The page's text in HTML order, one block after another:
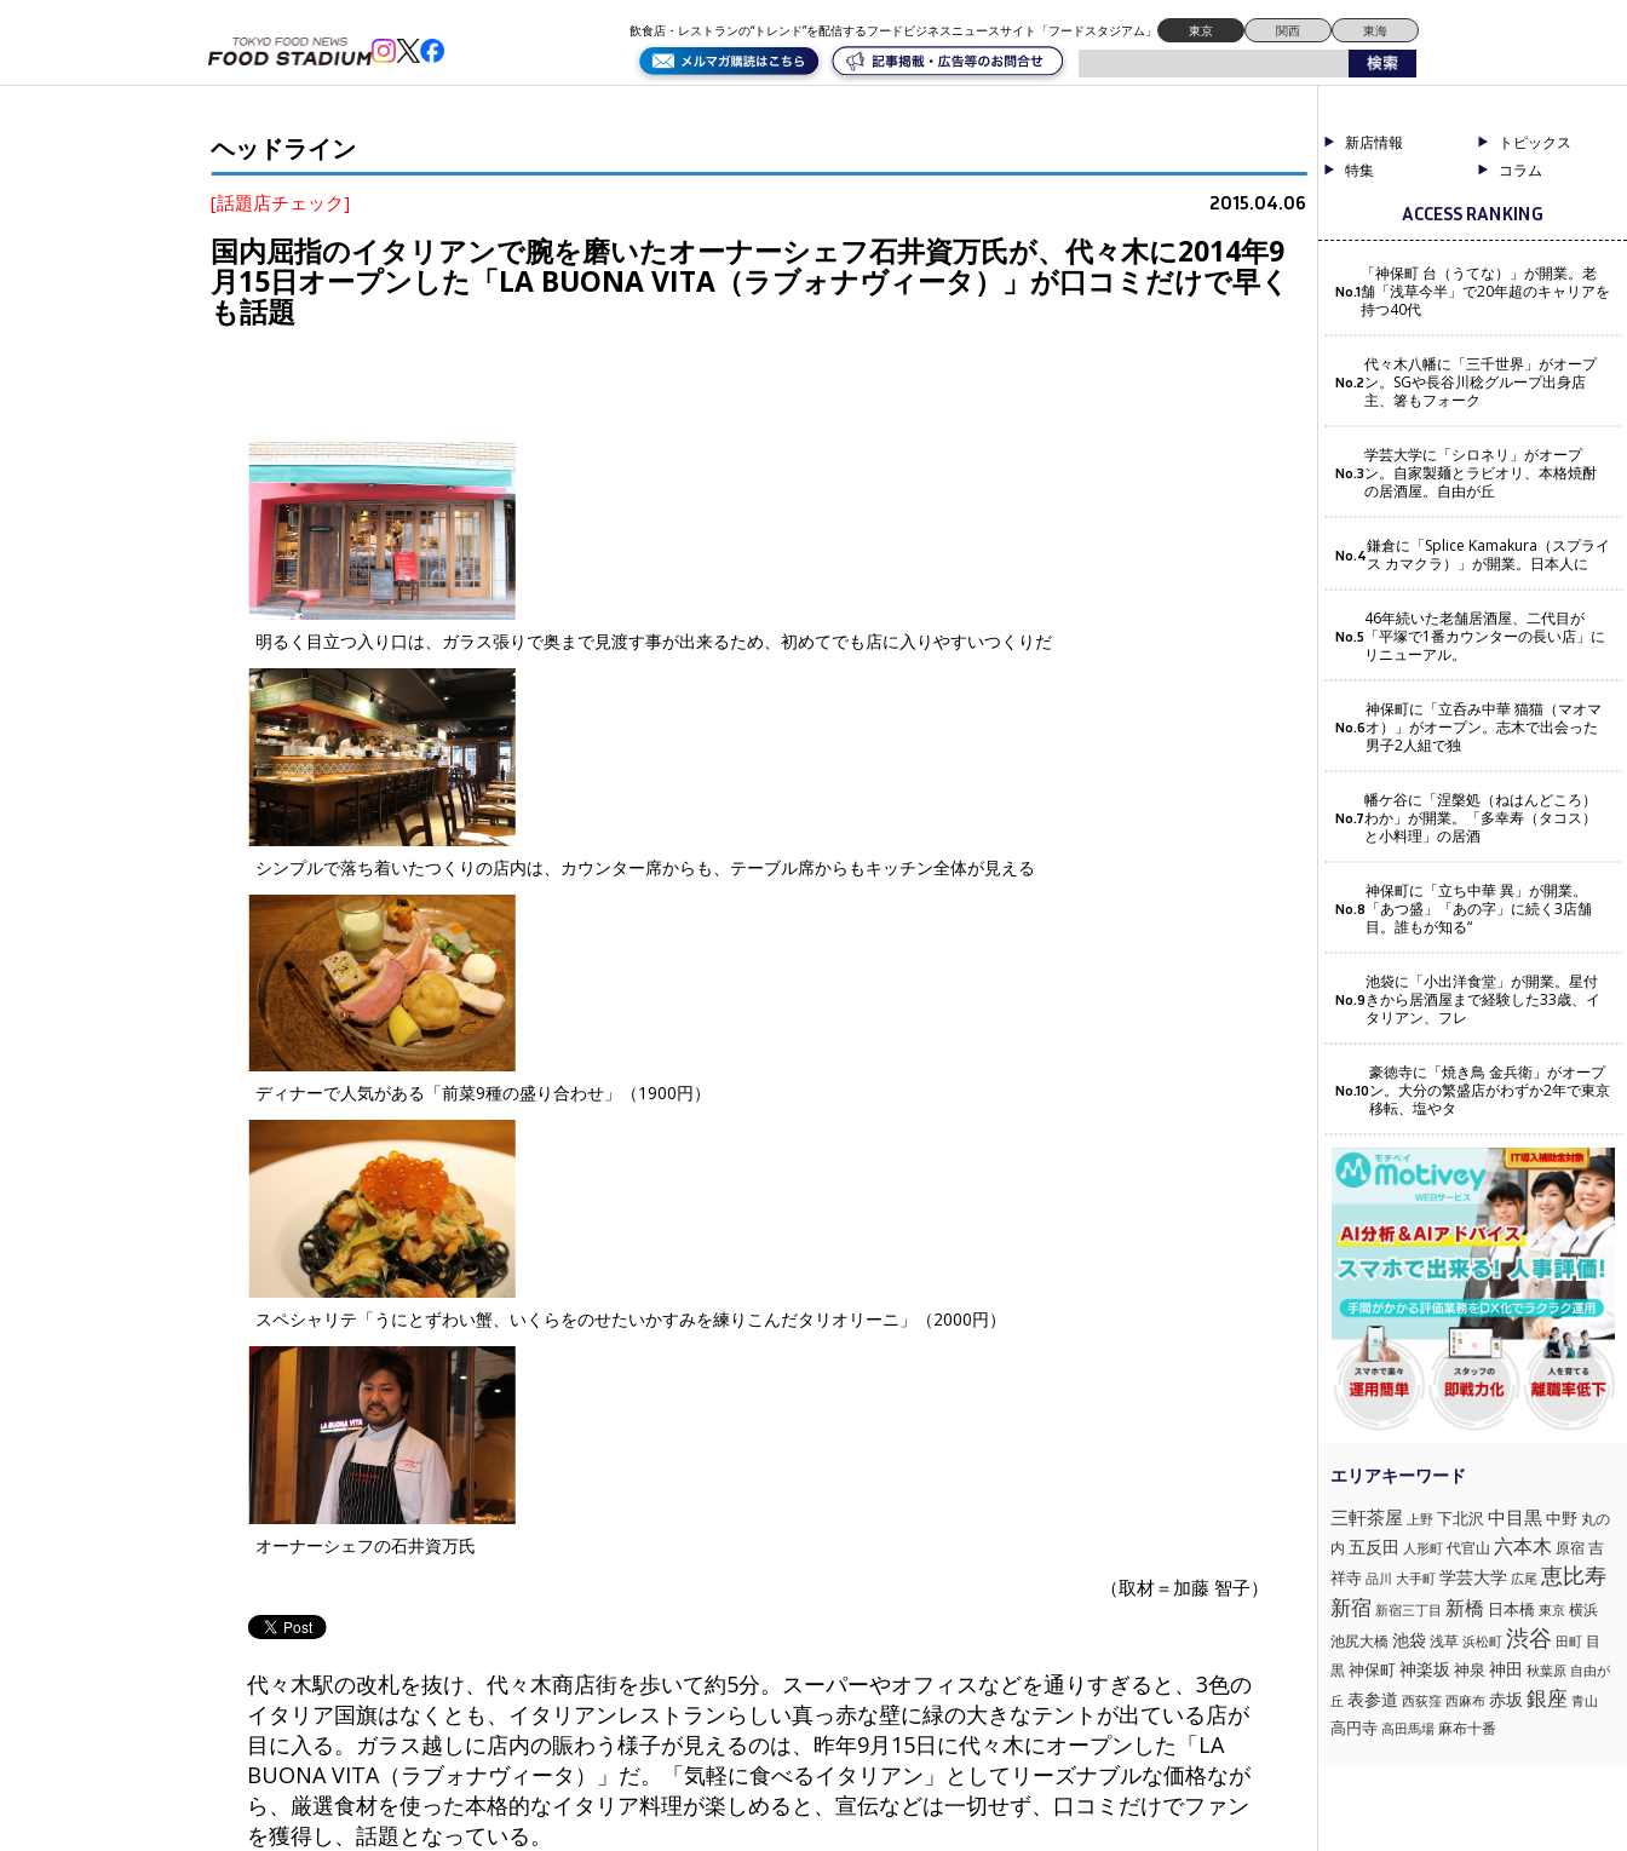
飲食店・レストランの“トレンド”を配信するフードビジネスニュースサイト「フードスタジアム」 東京 関西 東海
ヘッドライン
[話題店チェック] 2015.04.06
国内屈指のイタリアンで腕を磨いたオーナーシェフ石井資万氏が、代々木に2014年9
月15日オープンした「LA BUONA VITA（ラブォナヴィータ）」が口コミだけで早く
も話題
明るく目立つ入り口は、ガラス張りで奥まで見渡す事が出来るため、初めてでも店に入りやすいつくりだ
シンプルで落ち着いたつくりの店内は、カウンター席からも、テーブル席からもキッチン全体が見える
ディナーで人気がある「前菜9種の盛り合わせ」（1900円）
スペシャリテ「うにとずわい蟹、いくらをのせたいかすみを練りこんだタリオリーニ」（2000円）
オーナーシェフの石井資万氏
（取材＝加藤 智子）
代々木駅の改札を抜け、代々木商店街を歩いて約5分。スーパーやオフィスなどを通りすぎると、3色の
イタリア国旗はなくとも、イタリアンレストランらしい真っ赤な壁に緑の大きなテントが出ている店が
目に入る。ガラス越しに店内の賑わう様子が見えるのは、昨年9月15日に代々木にオープンした「LA
BUONA VITA（ラブォナヴィータ）」だ。「気軽に食べるイタリアン」としてリーズナブルな価格なが
ら、厳選食材を使った本格的なイタリア料理が楽しめると、宣伝などは一切せず、口コミだけでファン
を獲得し、話題となっている。
新店情報
トピックス
特集
コラム
ACCESS RANKING
No.1
「神保町 台（うてな）」が開業。老
舗「浅草今半」で20年超のキャリアを
持つ40代
No.2
代々木八幡に「三千世界」がオープ
ン。SGや長谷川稔グループ出身店
主、箸もフォーク
No.3
学芸大学に「シロネリ」がオープ
ン。自家製麺とラビオリ、本格焼酎
の居酒屋。自由が丘
No.4鎌倉に「Splice Kamakura（スプライ
ス カマクラ）」が開業。日本人に
No.5
46年続いた老舗居酒屋、二代目が
「平塚で1番カウンターの長い店」に
リニューアル。
No.6
神保町に「立呑み中華 猫猫（マオマ
オ）」がオープン。志木で出会った
男子2人組で独
No.7
幡ケ谷に「涅槃処（ねはんどころ）
わか」が開業。「多幸寿（タコス）
と小料理」の居酒
No.8
神保町に「立ち中華 異」が開業。
「あつ盛」「あの字」に続く3店舗
目。誰もが知る“
No.9
池袋に「小出洋食堂」が開業。星付
きから居酒屋まで経験した33歳、イ
タリアン、フレ
No.10
豪徳寺に「焼き鳥 金兵衛」がオープ
ン。大分の繁盛店がわずか2年で東京
移転、塩やタ
三軒茶屋 上野 下北沢 中目黒中野 丸の
内 五反田 人形町 代官山 六本木 原宿 吉
祥寺 品川 大手町 学芸大学 広尾 恵比寿
新宿 新宿三丁目 新橋 日本橋 東京 横浜
池尻大橋 池袋浅草 浜松町 渋谷 田町 目
黒神保町神楽坂 神泉 神田 秋葉原 自由が
丘 表参道 西荻窪 西麻布 赤坂 銀座 青山
高円寺 高田馬場 麻布十番